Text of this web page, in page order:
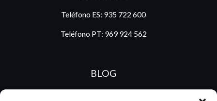
Teléfono ES: 935 722 600
Teléfono PT: 969 924 562
BLOG